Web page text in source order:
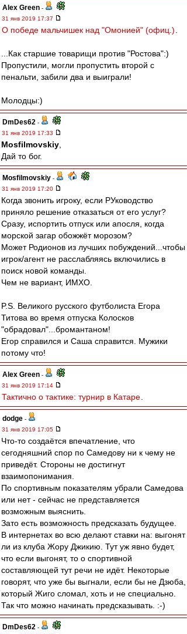
Alex Green -
31 янв 2019 17:37
О победе мальчишек над "Омонией" (офиц.)
...Как старшие товарищи против "Ростова":)
Пропустили, могли пропустить второй с
пенальти, забили два и выиграли!
Молодцы:)
DmDes62 -
31 янв 2019 17:33
Mosfilmovskiy
Дай то бог.
Mosfilmovskiy -
31 янв 2019 17:20
Когда звонить игроку, если РУководство
приняло решение отказаться от его услуг?
Сразу, испортить отпуск или апосля, когда
морской загар обожжёт морозом?
Может Родионов из лучших побуждений...чтобы
игрок/агент не расслабляясь включились в
поиск новой команды.
Чем не вариант, ИМХО.
P.S. Великого русского футболиста Егора
Титова во время отпуска Колосков
"обрадовал"...бромантаном!
Егор справился и Саша справится. Мужики
потому что!
Alex Green -
31 янв 2019 17:14
Тактично о тактике: турнир в Катаре
dodge -
31 янв 2019 17:05
Что-то создаётся впечатление, что
сегодняшний спор по Самедову ни к чему не
приведёт. Стороны не достигнут
взаимопонимания.
По спортивным показателям убрали Самедова
или нет - сейчас не представляется
возможным выяснить.
Зато есть возможность предсказать будущее.
В интернетах во всю делают ставки на: выгонят
ли из клуба Жору Джикию. Тут уж явно будет,
что если выгонят, то о спортивной
составляющей тут речи не идёт. Некоторые
говорят, что уже бы выгнали, если бы не Дзюба,
который Жиго сломал, хоть и не специально.
Так что можно начинать предсказывать. :-)
DmDes62 -